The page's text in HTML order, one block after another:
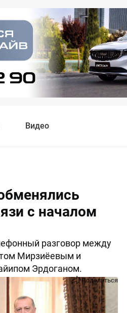
Видео
с началом
разговор между
Мирзиёевым и
Эрдоганом.
Поделиться